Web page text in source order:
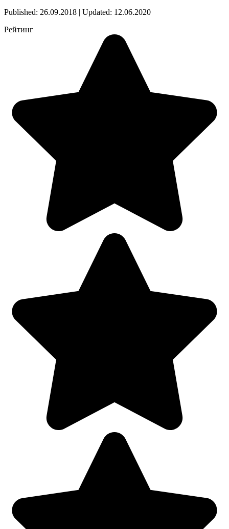
Published: 26.09.2018 | Updated: 12.06.2020
Рейтинг